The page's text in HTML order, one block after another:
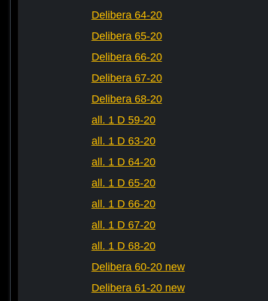
Delibera 64-20
Delibera 65-20
Delibera 66-20
Delibera 67-20
Delibera 68-20
all. 1 D 59-20
all. 1 D 63-20
all. 1 D 64-20
all. 1 D 65-20
all. 1 D 66-20
all. 1 D 67-20
all. 1 D 68-20
Delibera 60-20 new
Delibera 61-20 new